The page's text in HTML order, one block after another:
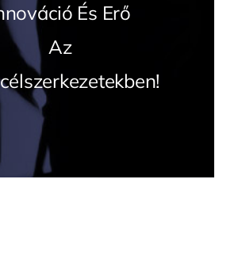
És Erő
Az